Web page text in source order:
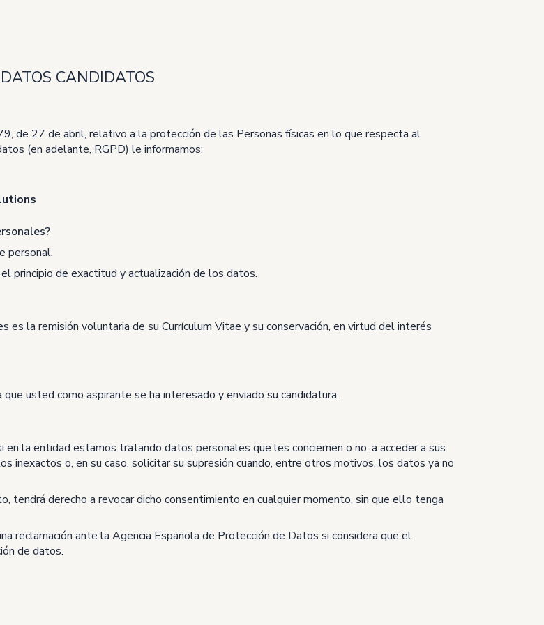
CANDIDATOS
de 27 de abril, relativo a la protección de las Personas físicas en lo que respecta al
(en adelante, RGPD) le informamos:
personal.
principio de exactitud y actualización de los datos.
la remisión voluntaria de su Currículum Vitae y su conservación, en virtud del interés
usted como aspirante se ha interesado y enviado su candidatura.
la entidad estamos tratando datos personales que les conciernen o no, a acceder a sus
inexactos o, en su caso, solicitar su supresión cuando, entre otros motivos, los datos ya no
derecho a revocar dicho consentimiento en cualquier momento, sin que ello tenga
reclamación ante la Agencia Española de Protección de Datos si considera que el
de datos.